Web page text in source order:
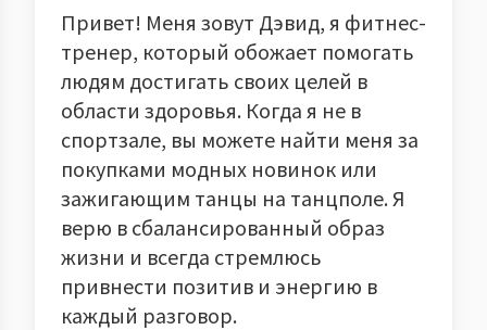
Привет! Меня зовут Дэвид, я фитнес-
тренер, который обожает помогать
людям достигать своих целей в
области здоровья. Когда я не в
спортзале, вы можете найти меня за
покупками модных новинок или
зажигающим танцы на танцполе. Я
верю в сбалансированный образ
жизни и всегда стремлюсь
привнести позитив и энергию в
каждый разговор.